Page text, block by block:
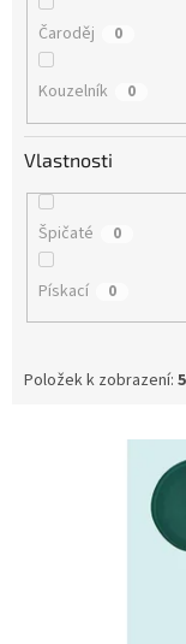
Čaroděj 0
Kouzelník 0
Vlastnosti
Špičaté 0
Pískací 0
Položek k zobrazení: 5